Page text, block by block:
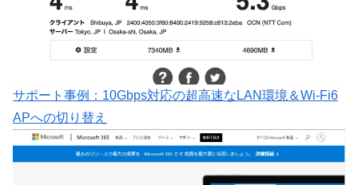
サポート事例：10Gbps対応の超高速なLAN環境＆Wi-Fi6
APへの切り替え